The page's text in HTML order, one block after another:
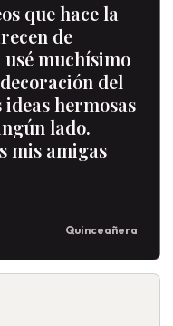
que hace la
de
muchísimo
del
hermosas
lado.
mis amigas
Quinceañera